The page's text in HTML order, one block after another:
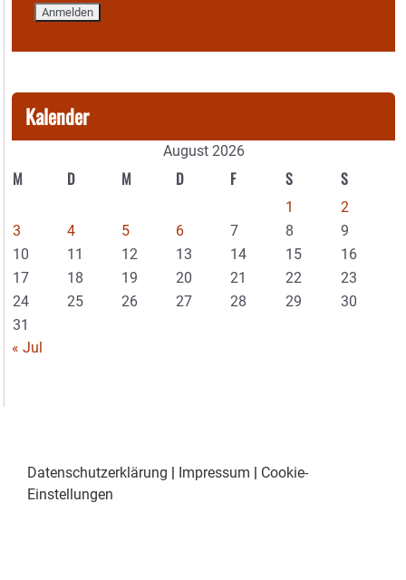
Kalender
August 2026
M D M D F S S
1
2
3
4 5 6 7 8
9
10
11 12 13 14 15
16
17
18 19 20 21 22
23
24
25 26 27 28 29
30
31
« Jul
Datenschutzerklärung Impressum
Cookie-
Einstellungen